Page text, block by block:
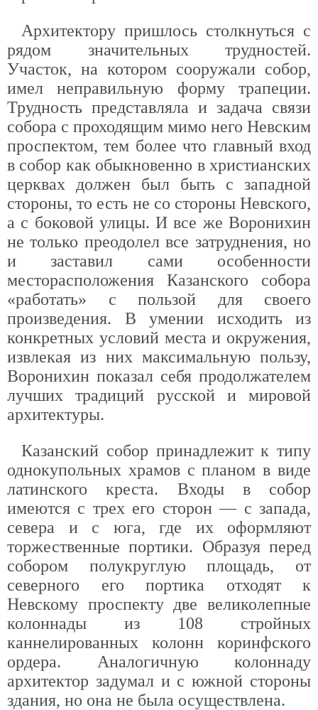
Архитектору пришлось столкнуться с
рядом значительных трудностей.
Участок, на котором сооружали собор,
имел неправильную форму трапеции.
Трудность представляла и задача связи
собора с проходящим мимо него Невским
проспектом, тем более что главный вход
в собор как обыкновенно в христианских
церквах должен был быть с западной
стороны, то есть не со стороны Невского,
а с боковой улицы. И все же Воронихин
не только преодолел все затруднения, но
и заставил сами особенности
месторасположения Казанского собора
«работать» с пользой для своего
произведения. В умении исходить из
конкретных условий места и окружения,
извлекая из них максимальную пользу,
Воронихин показал себя продолжателем
лучших традиций русской и мировой
архитектуры.
Казанский собор принадлежит к типу
однокупольных храмов с планом в виде
латинского креста. Входы в собор
имеются с трех его сторон — с запада,
севера и с юга, где их оформляют
торжественные портики. Образуя перед
собором полукруглую площадь, от
северного его портика отходят к
Невскому проспекту две великолепные
колоннады из 108 стройных
каннелированных колонн коринфского
ордера. Аналогичную колоннаду
архитектор задумал и с южной стороны
здания, но она не была осуществлена.